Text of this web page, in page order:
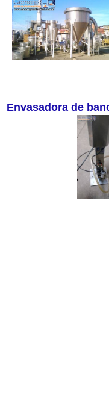
Envasadora de